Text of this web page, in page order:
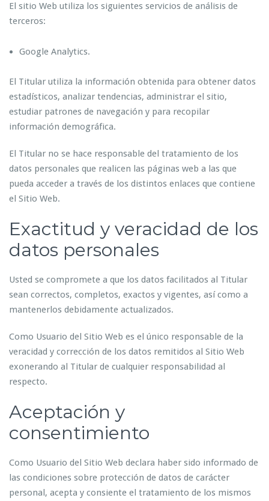
El sitio Web utiliza los siguientes servicios de análisis de
terceros:
Google Analytics.
El Titular utiliza la información obtenida para obtener datos
estadísticos, analizar tendencias, administrar el sitio,
estudiar patrones de navegación y para recopilar
información demográfica.
El Titular no se hace responsable del tratamiento de los
datos personales que realicen las páginas web a las que
pueda acceder a través de los distintos enlaces que contiene
el Sitio Web.
Exactitud y veracidad de los
datos personales
Usted se compromete a que los datos facilitados al Titular
sean correctos, completos, exactos y vigentes, así como a
mantenerlos debidamente actualizados.
Como Usuario del Sitio Web es el único responsable de la
veracidad y corrección de los datos remitidos al Sitio Web
exonerando al Titular de cualquier responsabilidad al
respecto.
Aceptación y
consentimiento
Como Usuario del Sitio Web declara haber sido informado de
las condiciones sobre protección de datos de carácter
personal, acepta y consiente el tratamiento de los mismos